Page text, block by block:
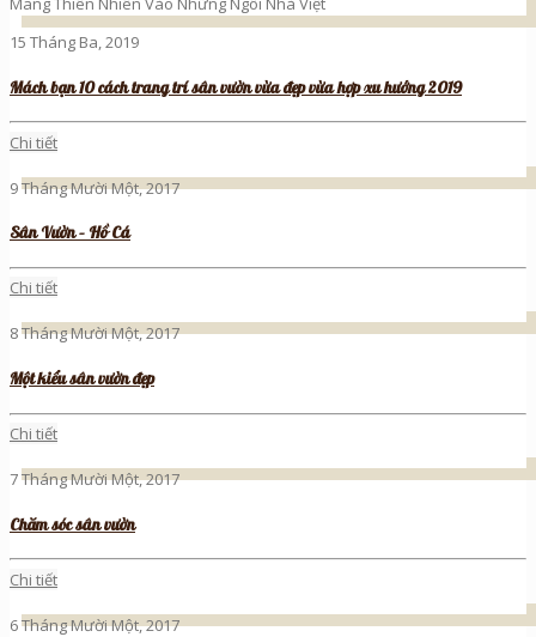
15 Tháng Ba, 2019
Mách bạn 10 cách trang trí sân vườn vừa đẹp vừa hợp xu hướng 2019
Chi tiết
9 Tháng Mười Một, 2017
Sân Vườn – Hồ Cá
Chi tiết
8 Tháng Mười Một, 2017
Một kiểu sân vườn đẹp
Chi tiết
7 Tháng Mười Một, 2017
Chăm sóc sân vườn
Chi tiết
6 Tháng Mười Một, 2017